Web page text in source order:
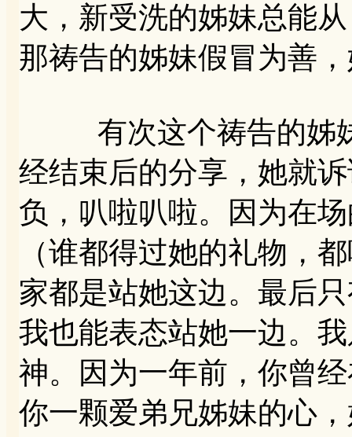
大，新受洗的姊妹总能
那祷告的姊妹假冒为善
有次这个祷告的姊妹
经结束后的分享，她就
负，叭啦叭啦。因为在
（谁都得过她的礼物，
家都是站她这边。最后
我也能表态站她一边。
神。因为一年前，你曾
你一颗爱弟兄姊妹的心